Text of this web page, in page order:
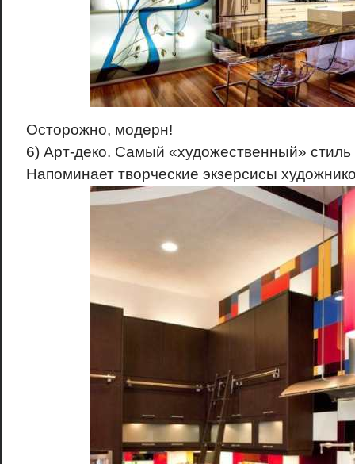
Осторожно, модерн!
6) Арт-деко. Самый «художественный» стиль
Напоминает творческие экзерсисы